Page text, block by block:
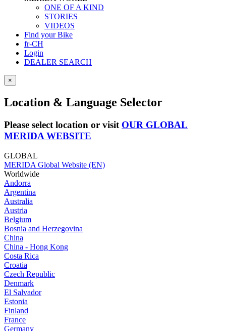
ONE OF A KIND
STORIES
VIDEOS
Find your Bike
fr-CH
Login
DEALER SEARCH
×
Location & Language Selector
Please select location or visit OUR GLOBAL
MERIDA WEBSITE
GLOBAL
MERIDA Global Website (EN)
Worldwide
Andorra
Argentina
Australia
Austria
Belgium
Bosnia and Herzegovina
China
China - Hong Kong
Costa Rica
Croatia
Czech Republic
Denmark
El Salvador
Estonia
Finland
France
Germany